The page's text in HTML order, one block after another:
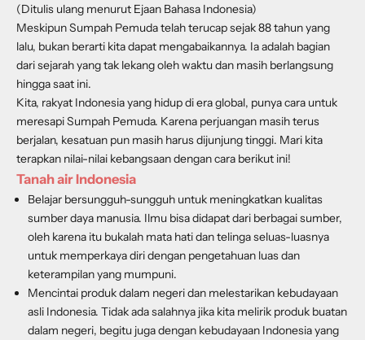
(Ditulis ulang menurut Ejaan Bahasa Indonesia)
Meskipun Sumpah Pemuda telah terucap sejak 88 tahun yang
lalu, bukan berarti kita dapat mengabaikannya. Ia adalah bagian
dari sejarah yang tak lekang oleh waktu dan masih berlangsung
hingga saat ini.
Kita, rakyat Indonesia yang hidup di era global, punya cara untuk
meresapi Sumpah Pemuda. Karena perjuangan masih terus
berjalan, kesatuan pun masih harus dijunjung tinggi. Mari kita
terapkan nilai-nilai kebangsaan dengan cara berikut ini!
Tanah air Indonesia
Belajar bersungguh-sungguh untuk meningkatkan kualitas
sumber daya manusia. Ilmu bisa didapat dari berbagai sumber,
oleh karena itu bukalah mata hati dan telinga seluas-luasnya
untuk memperkaya diri dengan pengetahuan luas dan
keterampilan yang mumpuni.
Mencintai produk dalam negeri dan melestarikan kebudayaan
asli Indonesia. Tidak ada salahnya jika kita melirik produk buatan
dalam negeri, begitu juga dengan kebudayaan Indonesia yang